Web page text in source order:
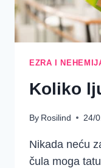
EZRA I
Koliko
By Rosilind 24/
Nikada neću
čula moga